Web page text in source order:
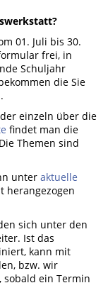
01. Juli bis 30.
frei, in
Schuljahr
die Sie
einzeln über die
findet man die
Themen sind
unter aktuelle
herangezogen
sich unter den
Ist das
kann mit
bzw. wir
sobald ein Termin